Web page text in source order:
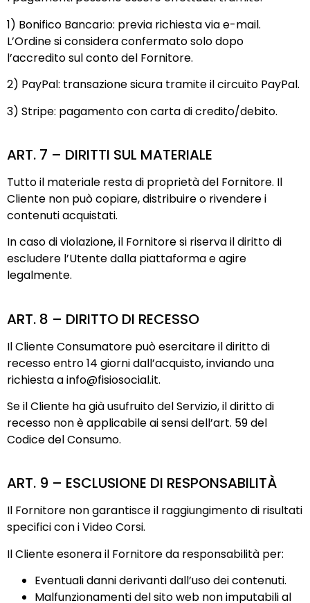
1) Bonifico Bancario: previa richiesta via e-mail.
L’Ordine si considera confermato solo dopo
l’accredito sul conto del Fornitore.
2) PayPal: transazione sicura tramite il circuito PayPal.
3) Stripe: pagamento con carta di credito/debito.
ART. 7 – DIRITTI SUL MATERIALE
Tutto il materiale resta di proprietà del Fornitore. Il
Cliente non può copiare, distribuire o rivendere i
contenuti acquistati.
In caso di violazione, il Fornitore si riserva il diritto di
escludere l’Utente dalla piattaforma e agire
legalmente.
ART. 8 – DIRITTO DI RECESSO
Il Cliente Consumatore può esercitare il diritto di
recesso entro 14 giorni dall’acquisto, inviando una
richiesta ainfo@fisiosocial.it.
Se il Cliente ha già usufruito del Servizio, il diritto di
recesso non è applicabile ai sensi dell’art. 59 del
Codice del Consumo.
ART. 9 – ESCLUSIONE DI RESPONSABILITÀ
Il Fornitore non garantisce il raggiungimento di risultati
specifici con i Video Corsi.
Il Cliente esonera il Fornitore da responsabilità per:
Eventuali danni derivanti dall’uso dei contenuti.
Malfunzionamenti del sito web non imputabili al